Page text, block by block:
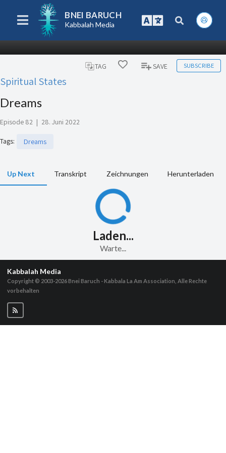
BNEI BARUCH
Kabbalah Media
TAG SAVE SUBSCRIBE
Spiritual States
Dreams
Episode 82 | 28. Juni 2022
Tags: Dreams
Up Next Transkript Zeichnungen Herunterladen
Laden...
Warte...
Kabbalah Media
Copyright © 2003-2026Bnei Baruch - Kabbala La Am Association, Alle Rechte
vorbehalten